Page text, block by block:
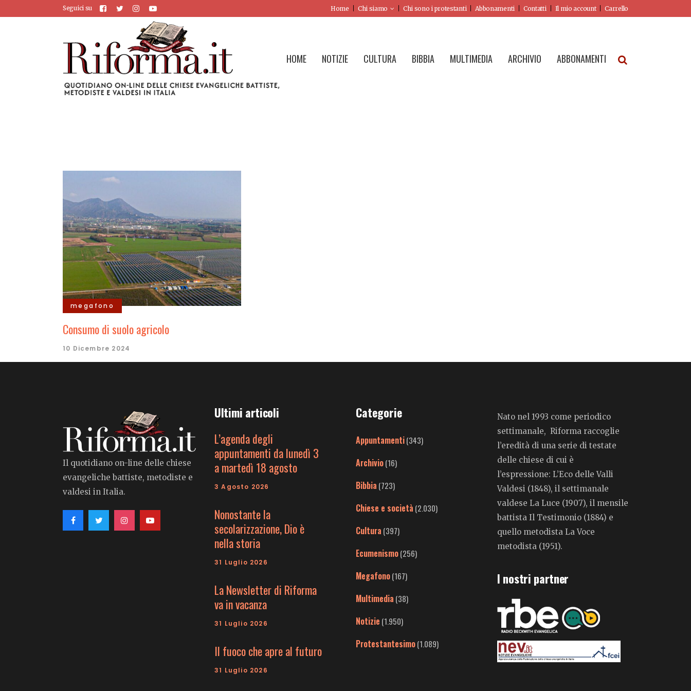
Seguici su Home Chi siamo Chi sono i protestanti Abbonamenti Contatti Il mio account Carrello
HOME NOTIZIE CULTURA BIBBIA MULTIMEDIA ARCHIVIO ABBONAMENTI
megafono
Consumo di suolo agricolo
10 Dicembre 2024
Il quotidiano on-line delle chiese
evangeliche battiste, metodiste e
valdesi in Italia.
Ultimi articoli
L’agenda degli
appuntamenti da lunedì 3
a martedì 18 agosto
3 Agosto 2026
Nonostante la
secolarizzazione, Dio è
nella storia
31 Luglio 2026
La Newsletter di Riforma
va in vacanza
31 Luglio 2026
Il fuoco che apre al futuro
31 Luglio 2026
Categorie
Appuntamenti(343)
Archivio(16)
Bibbia (723)
Chiese e società (2.030)
Cultura (397)
Ecumenismo(256)
Megafono(167)
Multimedia (38)
Notizie (1.950)
Protestantesimo(1.089)
Nato nel 1993 come periodico
settimanale, Riforma raccoglie
l’eredità di una serie di testate
delle chiese di cui è
l’espressione: L’Eco delle Valli
Valdesi (1848), il settimanale
valdese La Luce (1907), il mensile
battista Il Testimonio (1884) e
quello metodista La Voce
metodista (1951).
I nostri partner